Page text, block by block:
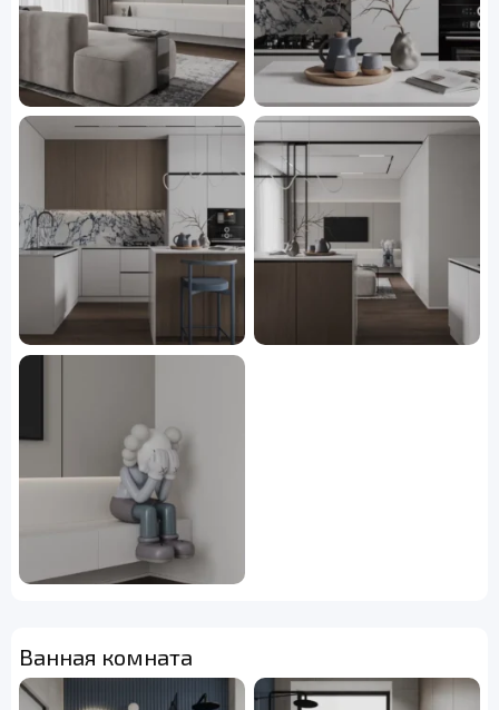
Ванная комната